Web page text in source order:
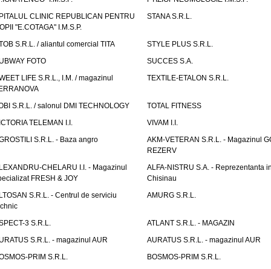
CLINIC REPUBLICAN PENTRU
"E.COTAGA" I.M.S.P.
STANA S.R.L.
S.R.L. / aliantul comercial TITA
STYLE PLUS S.R.L.
FOTO
SUCCES S.A.
LIFE S.R.L., I.M. / magazinul
TEXTILE-ETALON S.R.L.
S.R.L. / salonul DMI TECHNOLOGY
TOTAL FITNESS
TELEMAN I.I.
VIVAM I.I.
S.R.L. - Baza angro
AKM-VETERAN S.R.L. - Magazinul
REZERV
CHELARU I.I. - Magazinul
FRESH & JOY
ALFA-NISTRU S.A. - Reprezentanta
Chisinau
S.R.L. - Centrul de serviciu
AMURG S.R.L.
3 S.R.L.
ATLANT S.R.L. - MAGAZIN
S.R.L. - magazinul AUR
AURATUS S.R.L. - magazinul AUR
PRIM S.R.L.
BOSMOS-PRIM S.R.L.